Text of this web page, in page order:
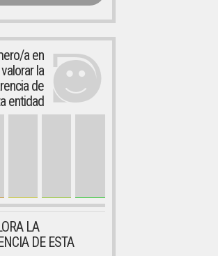
a en
valorar la
de
entidad
LA
DE ESTA